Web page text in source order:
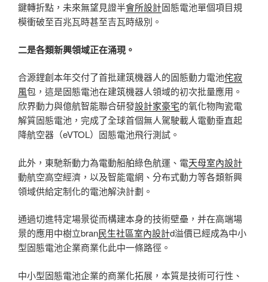
鍵轉折點，未來無望見證半會所設計固態電池單個項目規
模衝破至百兆瓦時甚至吉瓦時級別。
二是各類新興領域正在涌現。
合源鋰創本年交付了首批建筑機器人的固態動力電池侘寂
風包，這是固態電池在建筑機器人領域的初次批量應用。
欣界動力與億航智能聯合研發設計家豪宅的氧化物陶瓷電
解質固態電池，完成了全球首個無人駕駛載人電動垂直起
降航空器（eVTOL）固態電池飛行測試。
此外，東馳新動力為電動船舶綠色航運、電天母室內設計
動航空高空經濟，以及智能電網、分布式動力等各類新興
領域供給定制化的電池解決計劃。
通過切進特定場景從而構建本身的技術壁壘，并在高端場
景的應用中樹立bran民生社區室內設計d溢價已經成為中小
型固態電池企業商業化此中一條路徑。
中小型固態電池企業的商業化拓展，本質是技術可行性、